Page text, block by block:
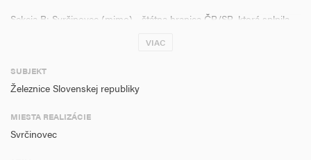
Sekcia B: Svrčinovec (mimo) - štátna hranica ČR/SR, ktorá splnila
štátneho rozpočtu a druhá fáza, ktorá je predmetom tejto ŽoNFP
bude financovaná z Programu Slovensko 2021-2027 a štátneho
Predmetom projektu je modernizácia jestvujúcej dvojkoľajne
VIAC
SUBJEKT
Železnice Slovenskej republiky
MIESTA REALIZÁCIE
Svrčinovec